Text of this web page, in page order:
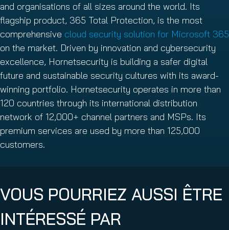
and organisations of all sizes around the world. Its
flagship product, 365 Total Protection, is the most
comprehensive cloud security solution for Microsoft 365
on the market. Driven by innovation and cybersecurity
excellence, Hornetsecurity is building a safer digital
future and sustainable security cultures with its award-
winning portfolio. Hornetsecurity operates in more than
120 countries through its international distribution
network of 12,000+ channel partners and MSPs. Its
premium services are used by more than 125,000
customers.
VOUS POURRIEZ AUSSI ÊTRE
INTÉRESSÉ PAR